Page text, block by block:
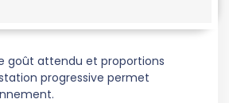
goût attendu et proportions
progressive permet